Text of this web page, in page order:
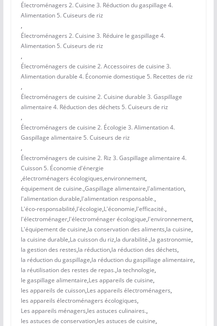
Électroménagers 2. Cuisine 3. Réduction du gaspillage 4.
Alimentation 5. Cuiseurs de riz
,
Électroménagers 2. Cuisine 3. Réduire le gaspillage 4.
Alimentation 5. Cuiseurs de riz
,
Électroménagers de cuisine 2. Accessoires de cuisine 3.
Alimentation durable 4. Économie domestique 5. Recettes de riz
,
Électroménagers de cuisine 2. Cuisine durable 3. Gaspillage
alimentaire 4. Réduction des déchets 5. Cuiseurs de riz
,
Électroménagers de cuisine 2. Écologie 3. Alimentation 4.
Gaspillage alimentaire 5. Cuiseurs de riz
,
Électroménagers de cuisine 2. Riz 3. Gaspillage alimentaire 4.
Cuisson 5. Économie d'énergie
,électroménagers écologiques,environnement,
équipement de cuisine.,Gaspillage alimentaire,l'alimentation,
l'alimentation durable,l'alimentation responsable.,
L'éco-responsabilité,l'écologie,L'économie,l'efficacité.,
l'électroménager,l'électroménager écologique,l'environnement,
L'équipement de cuisine,la conservation des aliments,la cuisine,
la cuisine durable,La cuisson du riz,la durabilité.,la gastronomie,
la gestion des restes,la réduction,la réduction des déchets,
la réduction du gaspillage,la réduction du gaspillage alimentaire,
la réutilisation des restes de repas.,la technologie,
le gaspillage alimentaire,Les appareils de cuisine,
les appareils de cuisson,Les appareils électroménagers,
les appareils électroménagers écologiques,
Les appareils ménagers,les astuces culinaires.,
les astuces de conservation,les astuces de cuisine,